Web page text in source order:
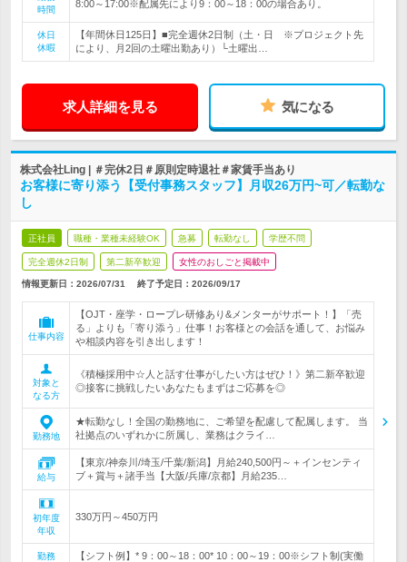
時間
8:00～17:00※配属先により9：00～18：00の場合あり。
休日
休暇
【年間休日125日】■完全週休2日制（土・日 ※プロジェクト先
により、月2回の土曜出勤あり）└土曜出…
求人詳細を見る 気になる
株式会社Ling | ＃完休2日＃原則定時退社＃家賃手当あり
お客様に寄り添う【受付事務スタッフ】月収26万円~可／転勤な
し
正社員 職種・業種未経験OK 急募 転勤なし 学歴不問
完全週休2日制 第二新卒歓迎 女性のおしごと掲載中
情報更新日：2026/07/31 終了予定日： 2026/09/17
仕事内容
【OJT・座学・ロープレ研修あり&メンターがサポート！】「売
る」よりも「寄り添う」仕事！お客様との会話を通して、お悩み
や相談内容を引き出します！
対象と
なる方
《積極採用中☆人と話す仕事がしたい方はぜひ！》第二新卒歓迎
◎接客に挑戦したいあなたもまずはご応募を◎
勤務地
★転勤なし！全国の勤務地に、ご希望を配慮して配属します。 当
社拠点のいずれかに所属し、業務はクライ…
給与
【東京/神奈川/埼玉/千葉/新潟】月給240,500円～＋インセンティ
ブ＋賞与＋諸手当【大阪/兵庫/京都】月給235…
初年度
年収
330万円～450万円
勤務
【シフト例】* 9：00～18：00* 10：00～19：00※シフト制(実働